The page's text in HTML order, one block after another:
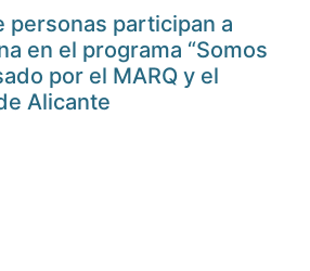
personas participan a
en el programa “Somos
por el MARQ y el
Alicante